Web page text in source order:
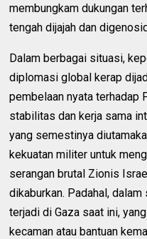
membungkam dukungan
tengah dijajah dan
Dalam berbagai situasi,
diplomasi global kerap
pembelaan nyata terhadap
stabilitas dan kerja sama
yang semestinya
kekuatan militer untuk
serangan brutal Zionis
dikaburkan. Padahal,
terjadi di Gaza saat ini,
kecaman atau bantuan